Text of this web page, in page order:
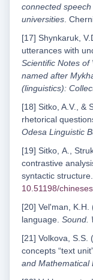
connected
universities.
[17] Shynkaruk,
utterances with
Scientific Notes of
named after
(linguistics):
[18] Sitko, A.V., &
rhetorical
Odesa Linguistic
[19] Sitko, А.,
contrastive
syntactic structure.
10.51198/
[20] Velʹman,
language. Sound.
[21] Volkova, S.S.
concepts “text
and Mathematical